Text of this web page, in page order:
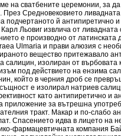
на сватбените церемонии, за
През Средновековието
подчертаното й антипиретично
Льовиг извлича от
е производно от латинската
Ulmaria и прави алюзия с
вещество притежавало
салицин, изолиран от върбовата
под действието на ензима
който в черния дроб се
е изолирал натриев
като антипиретично и
приложение за вътрешна
тракт. Макар и по-слабо
Спасението идва в лицето на
фармацевтичната компания